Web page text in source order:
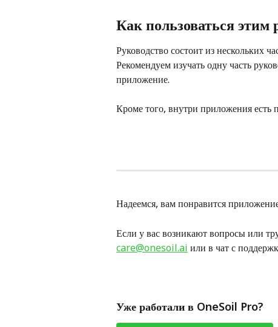
Как пользоваться этим
Руководство состоит из нескольких
Рекомендуем изучать одну часть
приложение.
Кроме того, внутри приложения есть
Надеемся, вам понравится
Если у вас возникают вопросы или
care@onesoil.ai или в чат с
Уже работали в OneSoil Pro?